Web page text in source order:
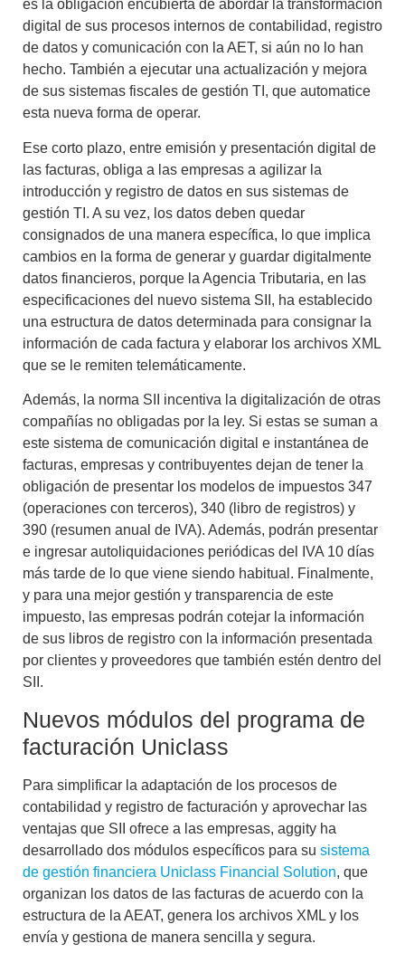
es la obligación encubierta de abordar la transformación
digital de sus procesos internos de contabilidad, registro
de datos y comunicación con la AET, si aún no lo han
hecho. También a ejecutar una actualización y mejora
de sus sistemas fiscales de gestión TI, que automatice
esta nueva forma de operar.
Ese corto plazo, entre emisión y presentación digital de
las facturas, obliga a las empresas a agilizar la
introducción y registro de datos en sus sistemas de
gestión TI. A su vez, los datos deben quedar
consignados de una manera específica, lo que implica
cambios en la forma de generar y guardar digitalmente
datos financieros, porque la Agencia Tributaria, en las
especificaciones del nuevo sistema SII, ha establecido
una estructura de datos determinada para consignar la
información de cada factura y elaborar los archivos XML
que se le remiten telemáticamente.
Además, la norma SII incentiva la digitalización de otras
compañías no obligadas por la ley. Si estas se suman a
este sistema de comunicación digital e instantánea de
facturas, empresas y contribuyentes dejan de tener la
obligación de presentar los modelos de impuestos 347
(operaciones con terceros), 340 (libro de registros) y
390 (resumen anual de IVA). Además, podrán presentar
e ingresar autoliquidaciones periódicas del IVA 10 días
más tarde de lo que viene siendo habitual. Finalmente,
y para una mejor gestión y transparencia de este
impuesto, las empresas podrán cotejar la información
de sus libros de registro con la información presentada
por clientes y proveedores que también estén dentro del
SII.
Nuevos módulos del programa de
facturación Uniclass
Para simplificar la adaptación de los procesos de
contabilidad y registro de facturación y aprovechar las
ventajas que SII ofrece a las empresas, aggity ha
desarrollado dos módulos específicos para su sistema
de gestión financiera Uniclass Financial Solution, que
organizan los datos de las facturas de acuerdo con la
estructura de la AEAT, genera los archivos XML y los
envía y gestiona de manera sencilla y segura.